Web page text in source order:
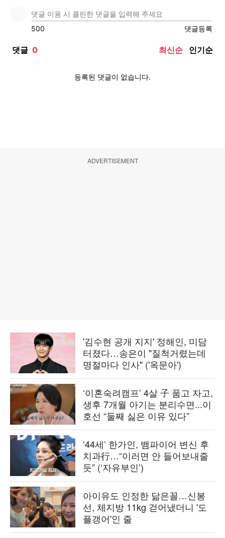
ADVERTISEMENT
'김수현 공개 지지' 정해인, 미담
터졌다…송은이 "질척거렸는데
명절마다 인사" ('옥문아')
‘이혼숙려캠프’ 4살 子 품고 자고,
생후 7개월 아기는 분리수면...이
호선 “둘째 싫은 이유 있다”
‘44세’ 한가인, 뱀파이어 변신 후
치과行…“이러면 안 들어보내줄
듯” (‘자유부인’)
아이유도 인정한 닮은꼴…신봉
선, 체지방 11kg 걷어냈더니 '도
플갱어'인 줄